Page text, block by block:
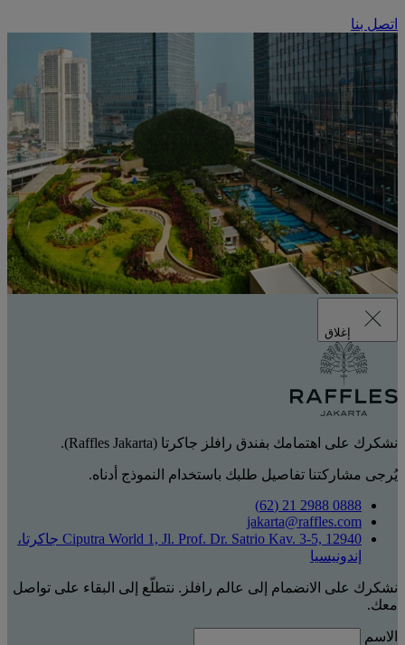
اتصل بنا
إغلاق
نشكرك على اهتمامك بفندق رافلز جاكرتا (Raffles Jakarta).
يُرجى مشاركتنا تفاصيل طلبك باستخدام النموذج أدناه.
0888 2988 21 (62)
jakarta@raffles.com
Ciputra World 1, Jl. Prof. Dr. Satrio Kav. 3-5, 12940 جاكرتا،
إندونيسيا
نشكرك على الانضمام إلى عالم رافلز. نتطلّع إلى البقاء على تواصل
معك.
الاسم